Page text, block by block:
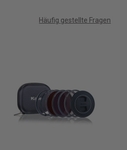
Häufig gestellte Fragen